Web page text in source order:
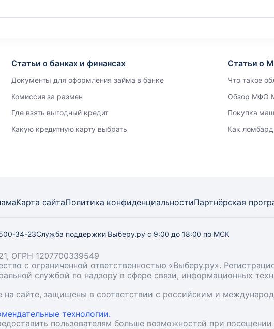
Статьи о банках и финансах
Документы для оформления займа в банке
Комиссия за размен
Где взять выгодный кредит
Какую кредитную карту выбрать
Статьи о
Что такое
Обзор МФО
Покупка
Как
Карта сайтаПолитика конфиденциальностиПартнёрская
34-23Служба поддержки Выберу.ру с 9:00 до 18:00 по МСК
ОГРН 1207700339549
с ограниченной ответственностью «Выберу.ру».
службой по надзору в сфере связи, информационных
сайте, защищены в соответствии с российским и
технологии.
пользователям больше возможностей при посещении